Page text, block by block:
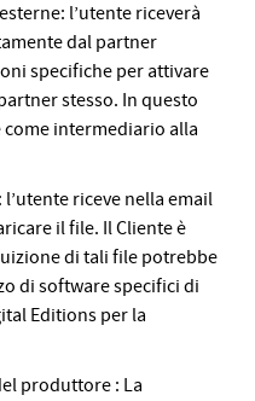
l’utente riceverà
dal partner
specifiche per attivare
stesso. In questo
come intermediario alla
riceve nella email
il file. Il Cliente è
di tali file potrebbe
di software specifici di
Editions per la
produttore : La